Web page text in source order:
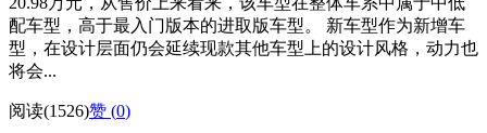
配车型，高于最入门版本的进取版车型。 新车型作为新增车
型，在设计层面仍会延续现款其他车型上的设计风格，动力也
将会...
阅读(1526)赞 (0)